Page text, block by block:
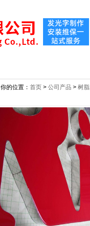
你的位置： 首页 > 公司产品 > 树